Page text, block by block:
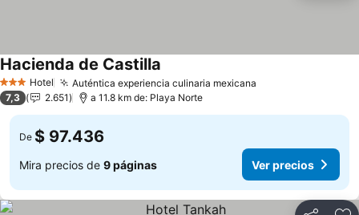
3 Estrellas
Hotel Auténtica experiencia culinaria mexicana
Hacienda de Castilla
7,3 2.651 a 11.8 km de: Playa Norte
De $ 97.436
Mira precios de 9 páginas Ver precios